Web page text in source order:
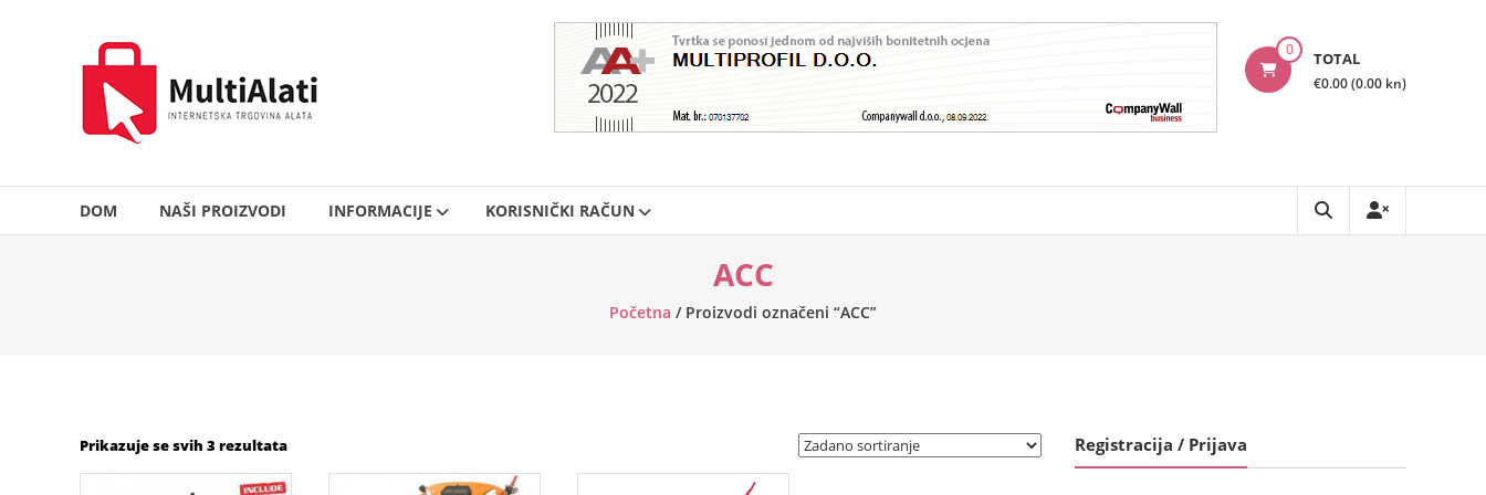
MultiAlati
Internetska
trgovina
alata
0 TOTAL
€0.00 (0.00 kn)
DOM NAŠI PROIZVODI INFORMACIJE KORISNIČKI RAČUN
ACC
Početna / Proizvodi označeni “ACC”
Prikazuje se svih 3 rezultata Registracija / Prijava